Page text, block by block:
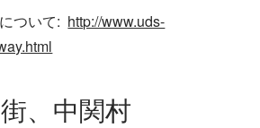
ついて: http://www.uds-
、中関村